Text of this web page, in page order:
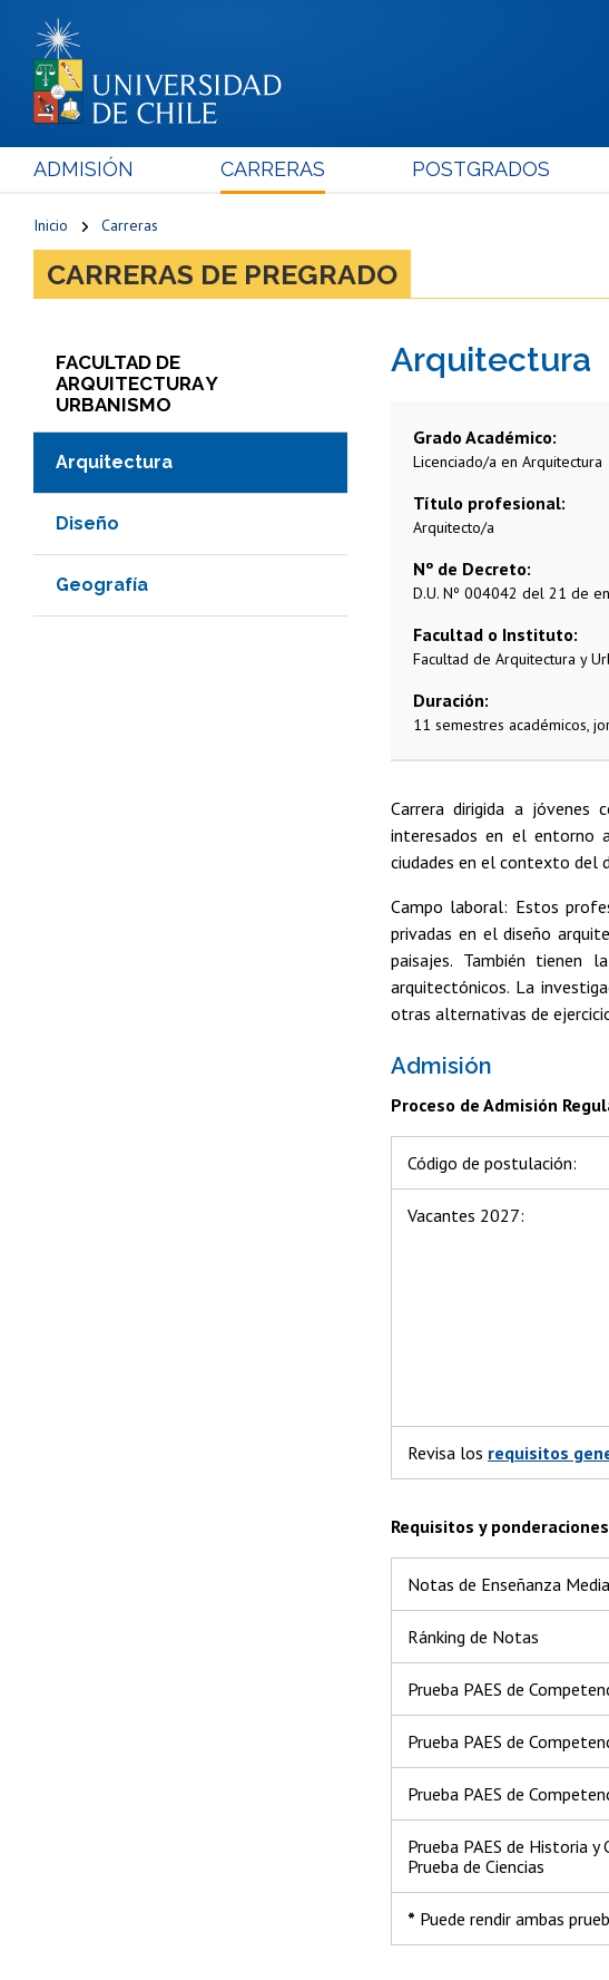
ADMISIÓN CARRERAS POSTGRADOS
Inicio Carreras
CARRERAS DE PREGRADO
FACULTAD DE
ARQUITECTURA Y
URBANISMO
Arquitectura
Diseño
Geografía
Arquitectura
Grado Académico
Licenciado/a en Arquitectura
Título profesional
Arquitecto/a
Nº de Decreto
D.U. Nº 004042 del 21 de
Facultad o Instituto
Facultad de Arquitectura y
Duración
11 semestres académicos,
Carrera dirigida a jóvenes
interesados en el entorno
ciudades en el contexto del
Campo laboral: Estos
privadas en el diseño
paisajes. También tienen
arquitectónicos. La
otras alternativas de
Admisión
Proceso de Admisión
Código de postulación:
Vacantes 2027:
Revisa los requisitos
Requisitos y
Notas de Enseñanza Media
Ránking de Notas
Prueba PAES de
Prueba PAES de
Prueba PAES de
Prueba PAES de Historia y
Prueba de Ciencias
* Puede rendir ambas